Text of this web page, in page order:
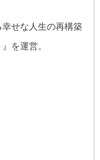
せな人生の再構築
を運営。